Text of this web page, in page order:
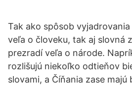
Tak ako spôsob
veľa o človeku, tak aj slovná
prezradí veľa o národe.
rozlišujú niekoľko odtieňov
slovami, a Číňania zase majú